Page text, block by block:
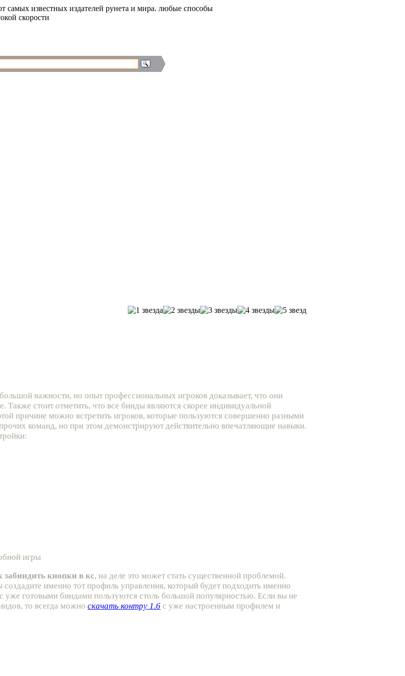
самых известных издателей рунета и мира. любые способы
скорости
важности, но опыт профессиональных игроков доказывает, что они
стоит отметить, что все бинды являются скорее индивидуальной
причине можно встретить игроков, которые пользуются совершенно разными
команд, но при этом демонстрируют действительно впечатляющие навыки.
игры
забиндить кнопки в кс, на деле это может стать существенной проблемой.
именно тот профиль управления, который будет подходить именно
уже готовыми биндами пользуются столь большой популярностью. Если вы не
то всегда можно скачать контру 1.6 с уже настроенным профилем и